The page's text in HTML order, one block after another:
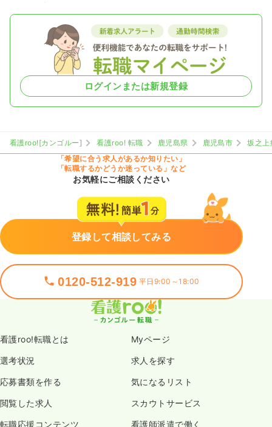
ログインまたは新規登録
看護roo![カンゴルー] 看護roo! 転職 鹿児島県 鹿児島市
坂之上
「希望に合う求人があるか知りたい」
「転職するかどうか迷っている」など
お気軽にご相談ください
登録して相談してみる
0120-512-919 平日9:00～18:00
看護roo!転職とは Myページ
選考状況 求人を探す
応募書類を作る 気になるリスト
閲覧した求人 スカウトサービス
転職応援コンテンツ 看護師派遣で働く